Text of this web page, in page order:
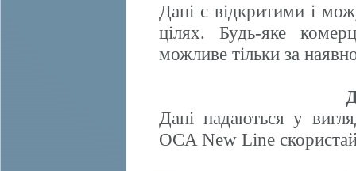
Дані є відкритими і
цілях. Будь-яке
можливе тільки за
Дані надаються у
OCA New Line